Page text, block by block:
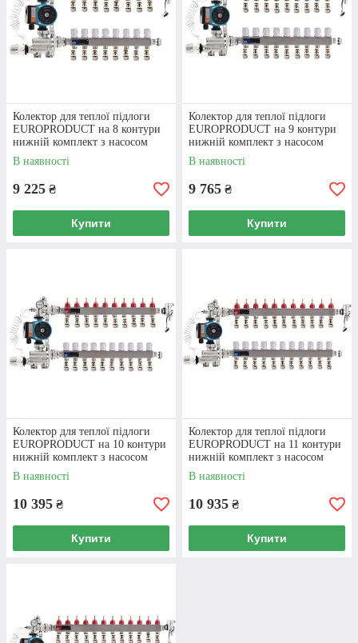
Колектор для теплої підлоги
EUROPRODUCT на 8 контури
нижній комплект з насосом
(латунь)
В наявності
9 225 ₴
Купити
Колектор для теплої підлоги
EUROPRODUCT на 9 контури
нижній комплект з насосом
(латунь)
В наявності
9 765 ₴
Купити
Колектор для теплої підлоги
EUROPRODUCT на 10 контури
нижній комплект з насосом
(латунь)
В наявності
10 395 ₴
Купити
Колектор для теплої підлоги
EUROPRODUCT на 11 контури
нижній комплект з насосом
(латунь)
В наявності
10 935 ₴
Купити